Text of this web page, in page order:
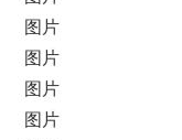
图片
图片
图片
图片